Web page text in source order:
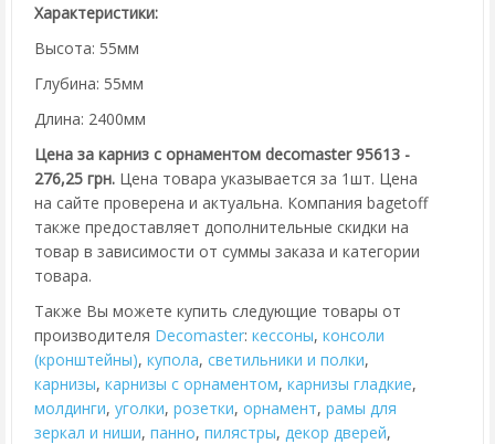
Характеристики:
Высота: 55мм
Глубина: 55мм
Длина: 2400мм
Цена за карниз с орнаментом decomaster 95613 -
276,25 грн. Цена товара указывается за 1шт. Цена
на сайте проверена и актуальна. Компания bagetoff
также предоставляет дополнительные скидки на
товар в зависимости от суммы заказа и категории
товара.
Также Вы можете купить следующие товары от
производителя Decomaster: кессоны, консоли
(кронштейны), купола, cветильники и полки,
карнизы, карнизы с орнаментом, карнизы гладкие,
молдинги, уголки, розетки, орнамент, рамы для
зеркал и ниши, панно, пилястры, декор дверей,